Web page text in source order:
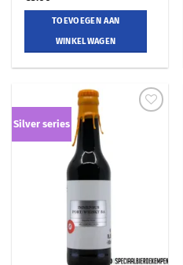
TOEVOEGEN AAN
WINKELWAGEN
Silver series